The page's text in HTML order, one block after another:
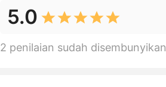
5.0
2 penilaian sudah disembunyikan